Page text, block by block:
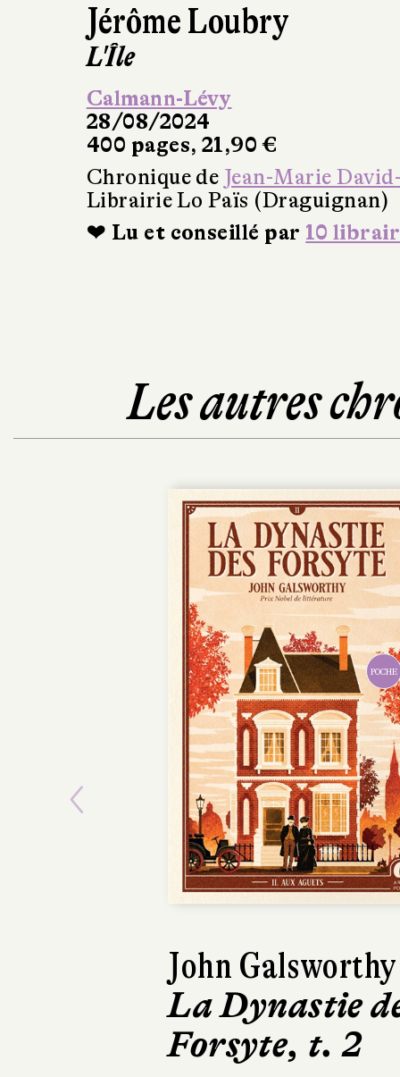
Jérôme Loubry
L'Île
Calmann-Lévy
28/08/2024
400 pages, 21,90 €
Chronique de Jean-Marie
Librairie Lo Païs (Draguignan)
❤ Lu et conseillé par 10
Les autres
John
La Dynastie
Forsyte, t. 3
Previous